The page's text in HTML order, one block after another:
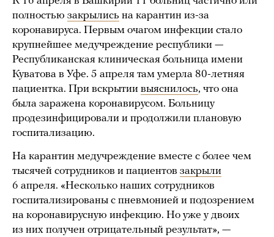
полностью закрылись на карантин из-за
коронавируса. Первым очагом инфекции стало
крупнейшее медучреждение республики —
Республиканская клиническая больница имени
Куватова в Уфе. 5 апреля там умерла 80-летняя
пациентка. При вскрытии выяснилось, что она
была заражена коронавирусом. Больницу
продезинфицировали и продолжили плановую
госпитализацию.
На карантин медучреждение вместе с более чем
тысячей сотрудников и пациентов закрыли
6 апреля. «Несколько наших сотрудников
госпитализированы с пневмонией и подозрением
на коронавирусную инфекцию. Но уже у двоих
из них получен отрицательный результат», —